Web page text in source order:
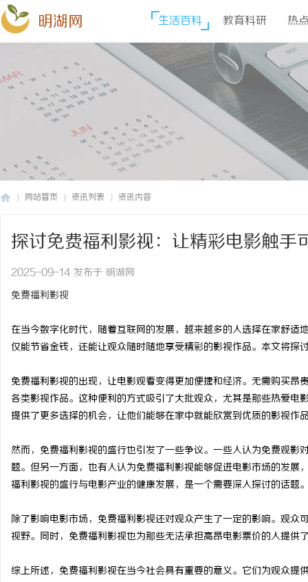
明湖网 生活百科 教育科研 热
网站首页 资讯列表 资讯内容
探讨免费福利影视：让精彩电影触手
2025-09-14 发布于 明湖网
免费福利影视
在当今数字化时代，随着互联网的发展，越来越多的人选择在家舒
仅能节省金钱，还能让观众随时随地享受精彩的影视作品。本文将
免费福利影视的出现，让电影观看变得更加便捷和经济。无需购买
各类影视作品。这种便利的方式吸引了大批观众，尤其是那些热爱
提供了更多选择的机会，让他们能够在家中就能欣赏到优质的影视作
然而，免费福利影视的盛行也引发了一些争议。一些人认为免费观
题。但另一方面，也有人认为免费福利影视能够促进电影市场的发
福利影视的盛行与电影产业的健康发展，是一个需要深入探讨的话题
除了影响电影市场，免费福利影视还对观众产生了一定的影响。观
视野。同时，免费福利影视也为那些无法承担高昂电影票价的人提供
综上所述，免费福利影视在当今社会具有重要的意义。它们为观众